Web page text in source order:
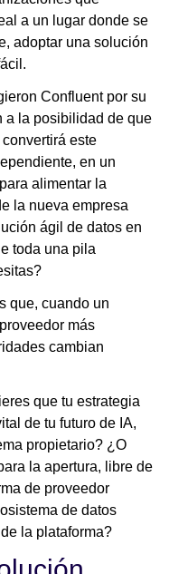
a un lugar donde se
adoptar una solución
Confluent por su
a la posibilidad de que
este
en un
alimentar la
la nueva empresa
ágil de datos en
toda una pila
que, cuando un
más
cambian
que tu estrategia
de tu futuro de IA,
propietario? ¿O
la apertura, libre de
de proveedor
de datos
la plataforma?